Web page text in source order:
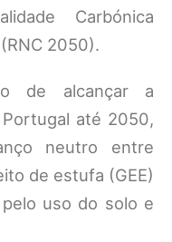
Carbónica
2050).
de alcançar a
até 2050,
neutro entre
de estufa (GEE)
uso do solo e